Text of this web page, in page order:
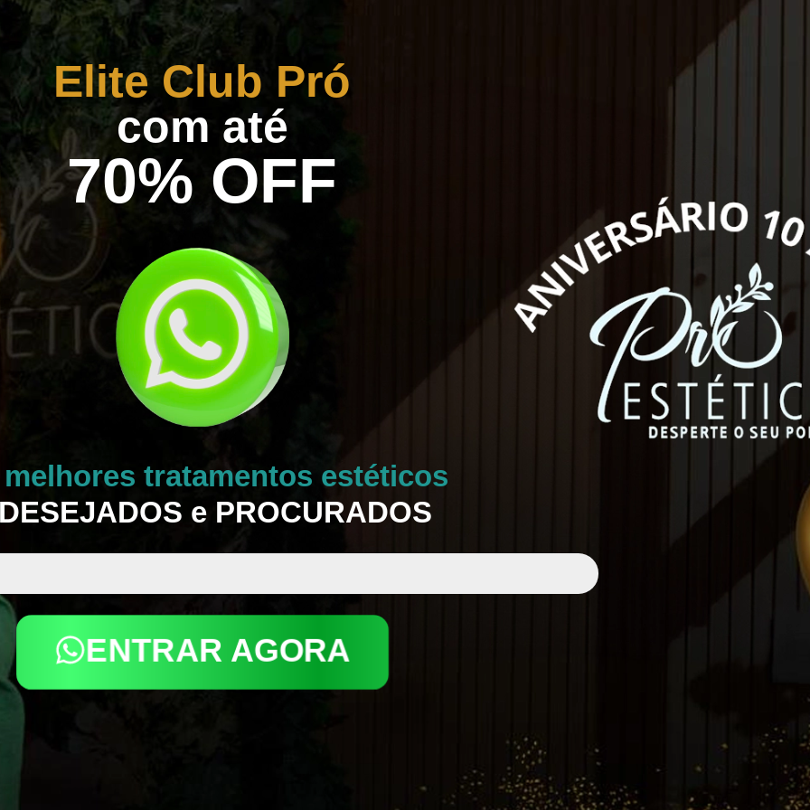
Elite Club Pró
com até
70% OFF
melhores tratamentos estéticos
e PROCURADOS
ENTRAR AGORA